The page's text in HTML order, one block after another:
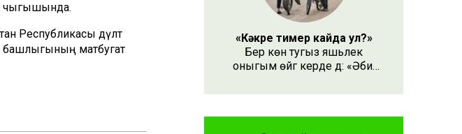
чыгышында.
Республикасы дәүләт
башлыгының матбугат
«Кәкре тимер кайда ул?»
Бер көн тугыз яшьлек
оныгым өйгә керде дә: «Әби,
ул?» – дип сорады.